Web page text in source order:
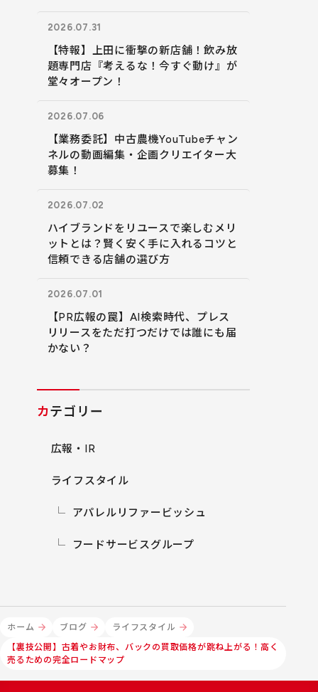
2026.07.31
【特報】上田に衝撃の新店舗！飲み放
題専門店『考えるな！今すぐ動け』が
堂々オープン！
2026.07.06
【業務委託】中古農機YouTubeチャン
ネルの動画編集・企画クリエイター大
募集！
2026.07.02
ハイブランドをリユースで楽しむメリ
ットとは？賢く安く手に入れるコツと
信頼できる店舗の選び方
2026.07.01
【PR広報の罠】AI検索時代、プレス
リリースをただ打つだけでは誰にも届
かない？
カテゴリー
広報・IR
ライフスタイル
アパレルリファービッシュ
フードサービスグループ
ホーム ブログ
ライフスタイル
【裏技公開】古着やお財布、バックの買取価格が跳ね上がる！高く
売るための完全ロードマップ